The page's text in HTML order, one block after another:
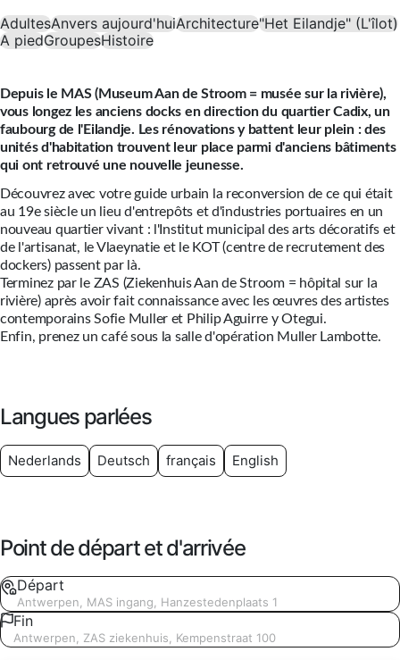
AdultesAnvers aujourd'huiArchitecture"Het Eilandje" (L'îlot)
A piedGroupesHistoire
Depuis le MAS (Museum Aan de Stroom = musée sur la rivière),
vous longez les anciens docks en direction du quartier Cadix, un
faubourg de l'Eilandje. Les rénovations y battent leur plein : des
unités d'habitation trouvent leur place parmi d'anciens bâtiments
qui ont retrouvé une nouvelle jeunesse.
Découvrez avec votre guide urbain la reconversion de ce qui était
au 19e siècle un lieu d'entrepôts et d'industries portuaires en un
nouveau quartier vivant : l'Institut municipal des arts décoratifs et
de l'artisanat, le Vlaeynatie et le KOT (centre de recrutement des
dockers) passent par là.
Terminez par le ZAS (Ziekenhuis Aan de Stroom = hôpital sur la
rivière) après avoir fait connaissance avec les œuvres des artistes
contemporains Sofie Muller et Philip Aguirre y Otegui.
Enfin, prenez un café sous la salle d'opération Muller Lambotte.
Langues parlées
Nederlands Deutsch français English
Point de départ et d'arrivée
Départ
Antwerpen, MAS ingang, Hanzestedenplaats 1
Fin
Antwerpen, ZAS ziekenhuis, Kempenstraat 100